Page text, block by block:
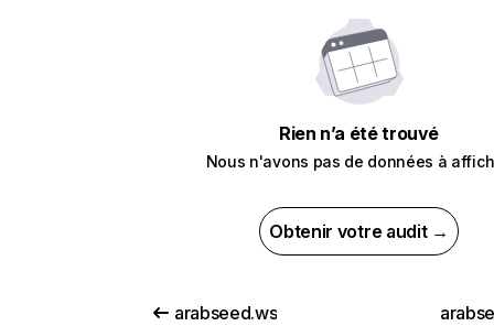
Rien n’a été trouvé
Nous n'avons pas de données à
Obtenir votre audit →
arabseed.ws